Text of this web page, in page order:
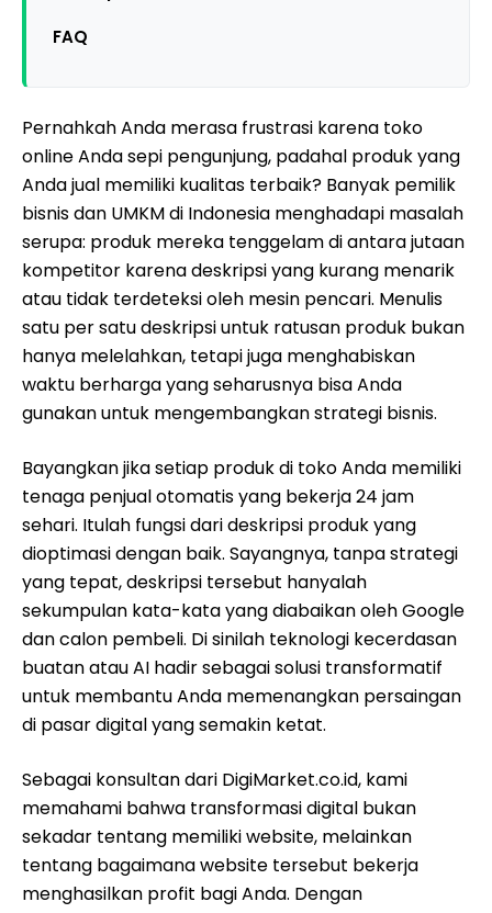
FAQ
Pernahkah Anda merasa frustrasi karena toko
online Anda sepi pengunjung, padahal produk yang
Anda jual memiliki kualitas terbaik? Banyak pemilik
bisnis dan UMKM di Indonesia menghadapi masalah
serupa: produk mereka tenggelam di antara jutaan
kompetitor karena deskripsi yang kurang menarik
atau tidak terdeteksi oleh mesin pencari. Menulis
satu per satu deskripsi untuk ratusan produk bukan
hanya melelahkan, tetapi juga menghabiskan
waktu berharga yang seharusnya bisa Anda
gunakan untuk mengembangkan strategi bisnis.
Bayangkan jika setiap produk di toko Anda memiliki
tenaga penjual otomatis yang bekerja 24 jam
sehari. Itulah fungsi dari deskripsi produk yang
dioptimasi dengan baik. Sayangnya, tanpa strategi
yang tepat, deskripsi tersebut hanyalah
sekumpulan kata-kata yang diabaikan oleh Google
dan calon pembeli. Di sinilah teknologi kecerdasan
buatan atau AI hadir sebagai solusi transformatif
untuk membantu Anda memenangkan persaingan
di pasar digital yang semakin ketat.
Sebagai konsultan dari DigiMarket.co.id, kami
memahami bahwa transformasi digital bukan
sekadar tentang memiliki website, melainkan
tentang bagaimana website tersebut bekerja
menghasilkan profit bagi Anda. Dengan